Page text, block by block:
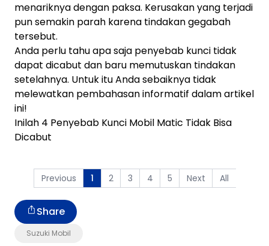
menariknya dengan paksa. Kerusakan yang terjadi
pun semakin parah karena tindakan gegabah
tersebut.
Anda perlu tahu apa saja penyebab kunci tidak
dapat dicabut dan baru memutuskan tindakan
setelahnya. Untuk itu Anda sebaiknya tidak
melewatkan pembahasan informatif dalam artikel
ini!
Inilah 4 Penyebab Kunci Mobil Matic Tidak Bisa
Dicabut
Previous 1 2 3 4 5 Next All
Suzuki Mobil
Share